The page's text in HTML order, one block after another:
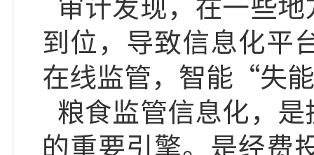
到位，导致信息化平
在线监管，智能 “失
粮食监管信息化，
的重要引擎。是经费